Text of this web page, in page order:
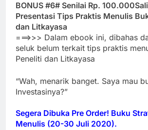
BONUS #6# Senilai Rp. 100.000
Presentasi Tips Praktis Menulis
dan Litkayasa
===>>> Dalam ebook ini, dibahas
seluk belum terkait tips praktis
Peneliti dan Litkayasa
“Wah, menarik banget. Saya mau
Investasinya?”
Segera Dibuka Pre Order! Buku
Menulis (20-30 Juli 2020).